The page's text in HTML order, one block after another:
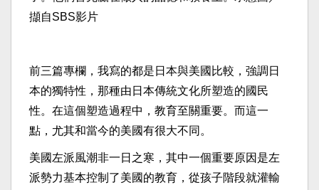
擷自SBS影片
前三篇專欄，我寫的都是日本與美國比較，強調日
本的獨特性，那種由日本傳統文化所塑造的國民
性。在這個塑造過程中，教育至關重要。而這一
點，尤其和當今的美國有很大不同。
美國左派風潮非一日之寒，其中一個重要原因是左
派勢力基本控制了美國的教育，從孩子階段就灌輸